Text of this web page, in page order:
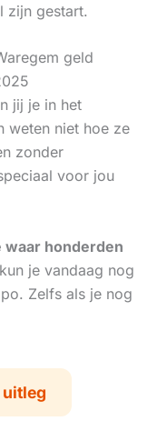
zijn gestart.
geld
jij je in het
weten niet hoe ze
zonder
voor jou
waar honderden
kun je vandaag nog
Zelfs als je nog
uitleg